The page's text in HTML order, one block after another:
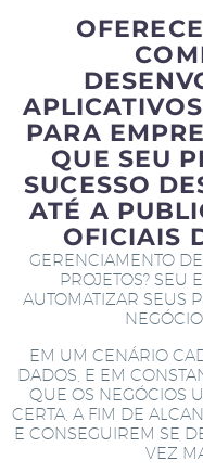
PARA
QUE SEU
SUCESSO
ATÉ A
OFICIAIS
GERENCIAMENTO
PROJETOS? SEU
AUTOMATIZAR SEUS
EM UM CENÁRIO
DADOS, E EM
QUE OS NEGÓCIOS
CERTA, A FIM DE
E CONSEGUIREM SE
VEZ